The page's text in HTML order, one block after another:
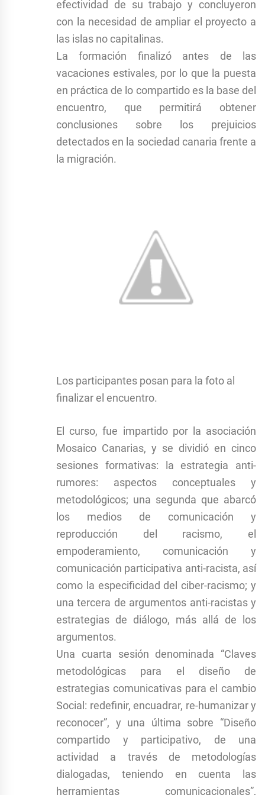
efectividad de su trabajo y concluyeron
con la necesidad de ampliar el proyecto a
las islas no capitalinas.
La formación finalizó antes de las
vacaciones estivales, por lo que la puesta
en práctica de lo compartido es la base del
encuentro, que permitirá obtener
conclusiones sobre los prejuicios
detectados en la sociedad canaria frente a
la migración.
Los participantes posan para la foto al
finalizar el encuentro.
El curso, fue impartido por la asociación
Mosaico Canarias, y se dividió en cinco
sesiones formativas: la estrategia anti-
rumores: aspectos conceptuales y
metodológicos; una segunda que abarcó
los medios de comunicación y
reproducción del racismo, el
empoderamiento, comunicación y
comunicación participativa anti-racista, así
como la especificidad del ciber-racismo; y
una tercera de argumentos anti-racistas y
estrategias de diálogo, más allá de los
argumentos.
Una cuarta sesión denominada “Claves
metodológicas para el diseño de
estrategias comunicativas para el cambio
Social: redefinir, encuadrar, re-humanizar y
reconocer”, y una última sobre “Diseño
compartido y participativo, de una
actividad a través de metodologías
dialogadas, teniendo en cuenta las
herramientas comunicacionales”,